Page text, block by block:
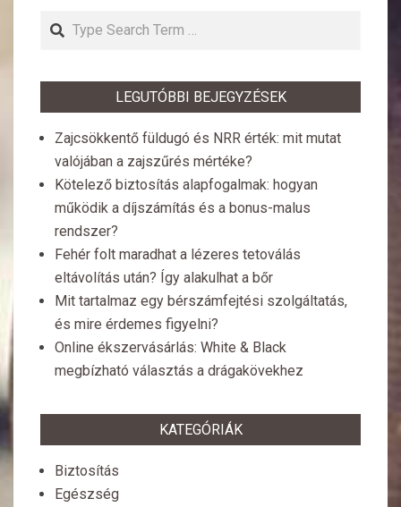
Search
LEGUTÓBBI BEJEGYZÉSEK
Zajcsökkentő füldugó és NRR érték: mit mutat
valójában a zajszűrés mértéke?
Kötelező biztosítás alapfogalmak: hogyan
működik a díjszámítás és a bonus-malus
rendszer?
Fehér folt maradhat a lézeres tetoválás
eltávolítás után? Így alakulhat a bőr
Mit tartalmaz egy bérszámfejtési szolgáltatás,
és mire érdemes figyelni?
Online ékszervásárlás: White & Black
megbízható választás a drágakövekhez
KATEGÓRIÁK
Biztosítás
Egészség